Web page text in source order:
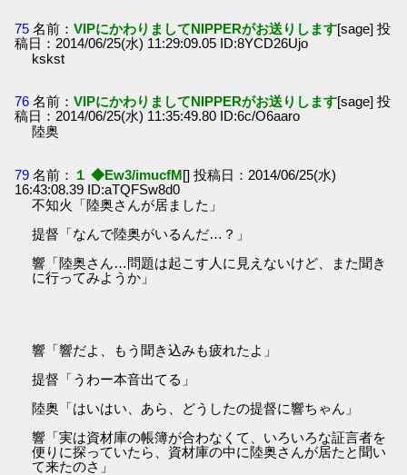
75 名前：VIPにかわりましてNIPPERがお送りします[sage] 投
稿日：2014/06/25(水) 11:29:09.05 ID:8YCD26Ujo
kskst
76 名前：VIPにかわりましてNIPPERがお送りします[sage] 投
稿日：2014/06/25(水) 11:35:49.80 ID:6c/O6aaro
陸奥
79 名前： １ ◆Ew3/imucfM[] 投稿日：2014/06/25(水)
16:43:08.39 ID:aTQFSw8d0
不知火「陸奥さんが居ました」
提督「なんで陸奥がいるんだ…？」
響「陸奥さん…問題は起こす人に見えないけど、また聞き
に行ってみようか」
響「響だよ、もう聞き込みも疲れたよ」
提督「うわー本音出てる」
陸奥「はいはい、あら、どうしたの提督に響ちゃん」
響「実は資材庫の帳簿が合わなくて、いろいろな証言者を
便りに探っていたら、資材庫の中に陸奥さんが居たと聞い
て来たのさ」